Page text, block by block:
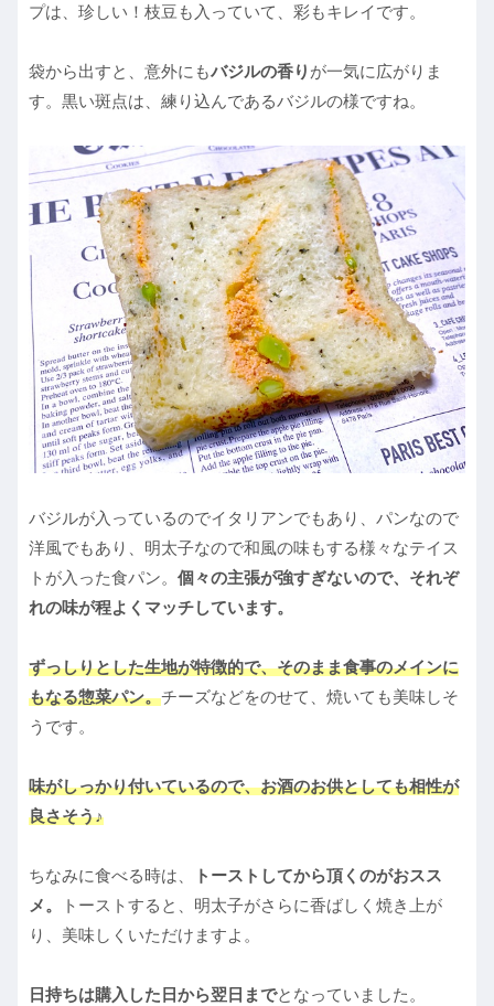
プは、珍しい！枝豆も入っていて、彩もキレイです。
袋から出すと、意外にもバジルの香り が一気に広がりま
す。黒い斑点は、練り込んであるバジルの様ですね。
バジルが入っているのでイタリアンでもあり、パンなので
洋風でもあり、明太子なので和風の味もする様々なテイス
トが入った食パン。 個々の主張が強すぎないので、それぞ
れの味が程よくマッチしています。
ずっしりとした生地が特徴的で、そのまま食事のメインに
もなる惣菜パン。チーズなどをのせて、焼いても美味しそ
うです。
味がしっかり付いているので、お酒のお供としても相性が
良さそう♪
ちなみに食べる時は、
トーストしてから頂くのがおスス
メ。
トーストすると、明太子がさらに香ばしく焼き上が
り、美味しくいただけますよ。
日持ちは購入した日から翌日までとなっていました。